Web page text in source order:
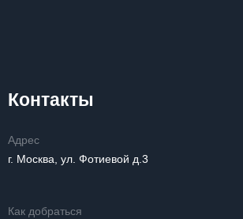
Контакты
Адрес
г. Москва, ул. Фотиевой д.3
Как добраться